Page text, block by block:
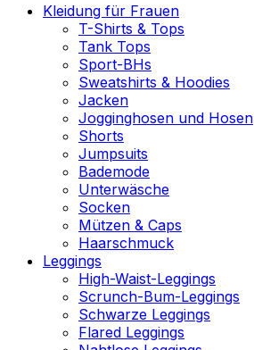
Kleidung für Frauen
T-Shirts & Tops
Tank Tops
Sport-BHs
Sweatshirts & Hoodies
Jacken
Jogginghosen und Hosen
Shorts
Jumpsuits
Bademode
Unterwäsche
Socken
Mützen & Caps
Haarschmuck
Leggings
High-Waist-Leggings
Scrunch-Bum-Leggings
Schwarze Leggings
Flared Leggings